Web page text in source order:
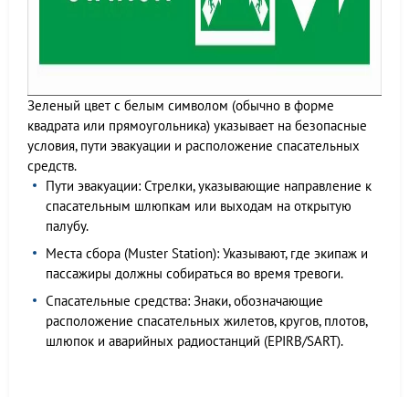
Зеленый цвет с белым символом (обычно в форме
квадрата или прямоугольника) указывает на безопасные
условия, пути эвакуации и расположение спасательных
средств.
Пути эвакуации: Стрелки, указывающие направление к
спасательным шлюпкам или выходам на открытую
палубу.
Места сбора (Muster Station): Указывают, где экипаж и
пассажиры должны собираться во время тревоги.
Спасательные средства: Знаки, обозначающие
расположение спасательных жилетов, кругов, плотов,
шлюпок и аварийных радиостанций (EPIRB/SART).